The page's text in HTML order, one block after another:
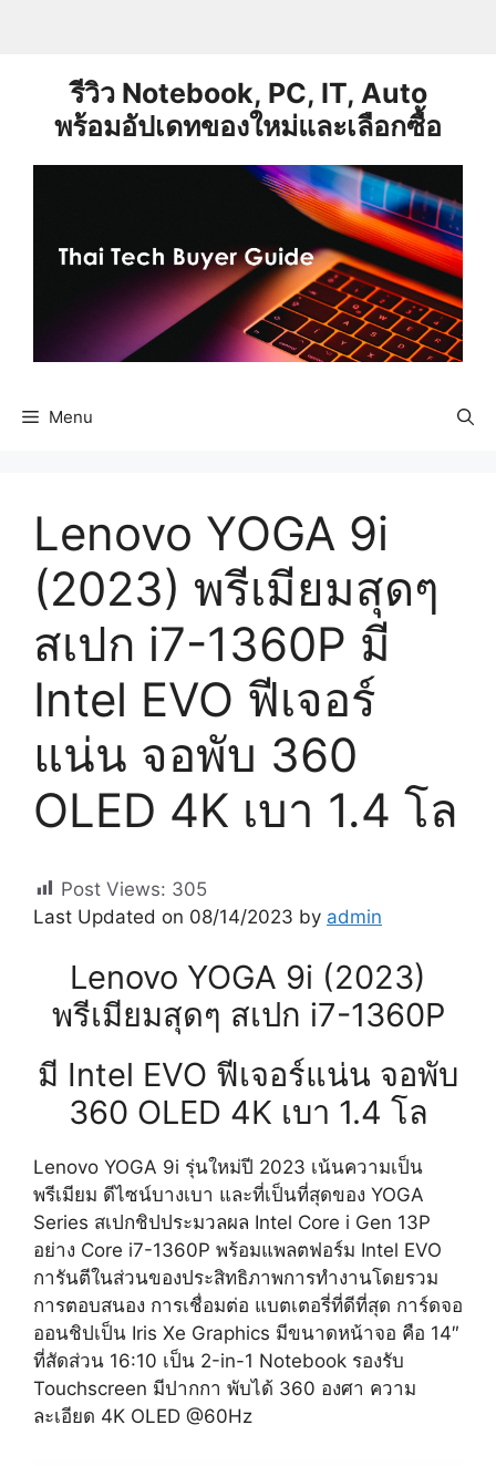
รีวิว Notebook, PC, IT, Auto
พร้อมอัปเดทของใหม่และเลือกซื้อ
Menu
Lenovo YOGA 9i
(2023) พรีเมียมสุดๆ
สเปก i7-1360P มี
Intel EVO ฟีเจอร์
แน่น จอพับ 360
OLED 4K เบา 1.4 โล
Post Views: 305
Last Updated on 08/14/2023 by admin
Lenovo YOGA 9i (2023)
พรีเมียมสุดๆ สเปก i7-1360P
มี Intel EVO ฟีเจอร์แน่น จอพับ
360 OLED 4K เบา 1.4 โล
Lenovo YOGA 9i รุ่นใหม่ปี 2023 เน้นความเป็น
พรีเมียม ดีไซน์บางเบา และที่เป็นที่สุดของ YOGA
Series สเปกชิปประมวลผล Intel Core i Gen 13P
อย่าง Core i7-1360P พร้อมแพลตฟอร์ม Intel EVO
การันตีในส่วนของประสิทธิภาพการทำงานโดยรวม
การตอบสนอง การเชื่อมต่อ แบตเตอรี่ที่ดีที่สุด การ์ดจอ
ออนชิปเป็น Iris Xe Graphics มีขนาดหน้าจอ คือ 14″
ที่สัดส่วน 16:10 เป็น 2-in-1 Notebook รองรับ
Touchscreen มีปากกา พับได้ 360 องศา ความ
ละเอียด 4K OLED @60Hz